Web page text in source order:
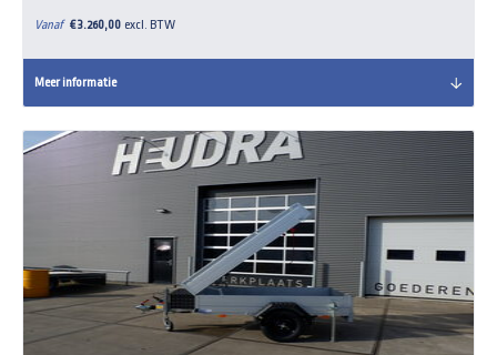
Vanaf € 3.260,00 excl. BTW
Meer informatie